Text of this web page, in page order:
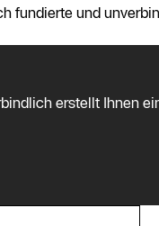
fundierte und
erstellt Ihnen